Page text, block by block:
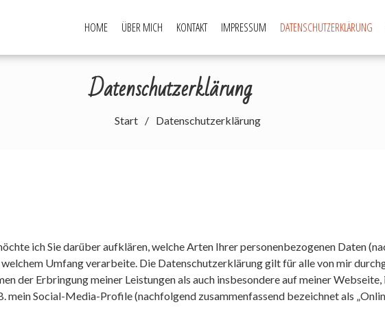
HOME ÜBER MICH KONTAKT IMPRESSUM DATENSCHUTZERKLÄRUNG
Datenschutzerklärung
Start Datenschutzerklärung
ich Sie darüber aufklären, welche Arten Ihrer personenbezogenen Daten
Umfang verarbeite. Die Datenschutzerklärung gilt für alle von mir
der Erbringung meiner Leistungen als auch insbesondere auf meiner
mein Social-Media-Profile (nachfolgend zusammenfassend bezeichnet als